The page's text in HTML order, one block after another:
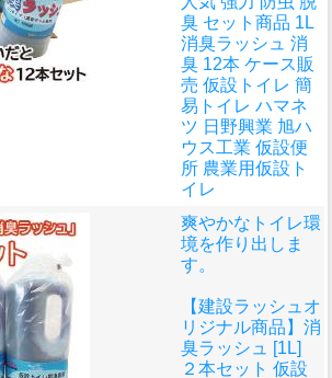
臭 セット商品 1L
消臭ラッシュ 消
臭 12本 ケース販
売 仮設トイレ 簡
易トイレ ハマネ
ツ 日野興業 旭ハ
ウス工業 仮設便
所 農業用仮設ト
イレ
爽やかなトイレ環
境を作り出しま
す。
【建設ラッシュオ
リジナル商品】消
臭ラッシュ [1L]
２本セット 仮設